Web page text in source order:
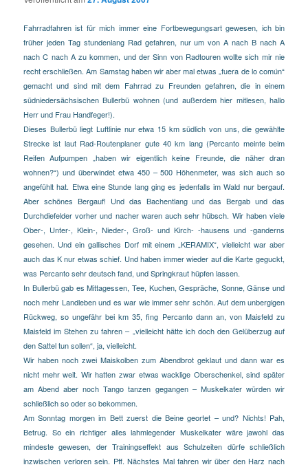
Fahrradfahren ist für mich immer eine Fortbewegungsart gewesen, ich bin
früher jeden Tag stundenlang Rad gefahren, nur um von A nach B nach A
nach C nach A zu kommen, und der Sinn von Radtouren wollte sich mir nie
recht erschließen. Am Samstag haben wir aber mal etwas „fuera de lo común“
gemacht und sind mit dem Fahrrad zu Freunden gefahren, die in einem
südniedersächsischen Bullerbü wohnen (und außerdem hier mitlesen, hallo
Herr und Frau Handfeger!).
Dieses Bullerbü liegt Luftlinie nur etwa 15 km südlich von uns,die gewählte
Strecke ist laut Rad-Routenplaner gute 40 km lang (Percanto meinte beim
Reifen Aufpumpen „haben wir eigentlich keine Freunde, die näher dran
wohnen?“) und überwindet etwa 450 – 500 Höhenmeter, was sich auch so
angefühlt hat. Etwa eine Stunde lang ging es jedenfalls im Wald nur bergauf.
Aber schönes Bergauf! Und das Bachentlang und das Bergab und das
Durchdiefelder vorher und nacher waren auch sehr hübsch. Wir haben viele
Ober-, Unter-, Klein-, Nieder-, Groß- und Kirch- -hausens und -ganderns
gesehen. Und ein gallisches Dorf mit einem „KERAMIX“, vielleicht war aber
auch das K nur etwas schief. Und haben immer wieder auf die Karte geguckt,
was Percanto sehr deutsch fand, und Springkraut hüpfen lassen.
In Bullerbü gab es Mittagessen, Tee, Kuchen, Gespräche, Sonne, Gänse und
noch mehr Landleben und es war wie immer sehr schön. Auf dem unbergigen
Rückweg, so ungefähr bei km 35, fing Percanto dann an, von Maisfeld zu
Maisfeld im Stehen zu fahren – „vielleicht hätte ich doch den Gelüberzug auf
den Sattel tun sollen“, ja, vielleicht.
Wir haben noch zwei Maiskolben zum Abendbrot geklaut und dann war es
nicht mehr weit. Wir hatten zwar etwas wacklige Oberschenkel, sind später
am Abend aber noch Tango tanzen gegangen – Muskelkater würden wir
schließlich so oder so bekommen.
Am Sonntag morgen im Bett zuerst die Beine geortet – und? Nichts! Pah,
Betrug. So ein richtiger alles lahmlegender Muskelkater wäre jawohl das
mindeste gewesen, der Trainingseffekt aus Schulzeiten dürfe schließlich
inzwischen verloren sein. Pff. Nächstes Mal fahren wir über den Harz nach